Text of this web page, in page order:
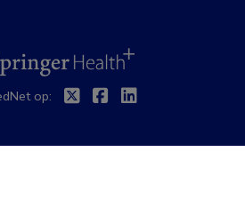
BSL
op: TwitterFacebook
Linkedin